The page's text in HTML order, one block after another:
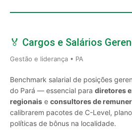
🏅 Cargos e Salários
Gestão e liderança • PA
Benchmark salarial de posições
do Pará — essencial para diretores
regionais e consultores de
calibrarem pacotes de C-Level,
políticas de bônus na localidade.